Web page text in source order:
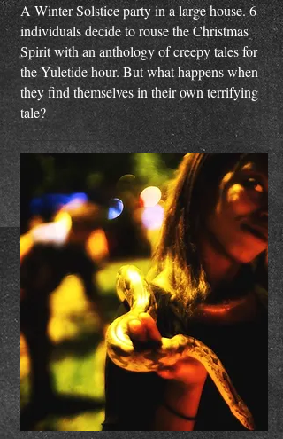
A Winter Solstice party in a large house. 6
individuals decide to rouse the Christmas
Spirit with an anthology of creepy tales for
the Yuletide hour. But what happens when
they find themselves in their own terrifying
tale?